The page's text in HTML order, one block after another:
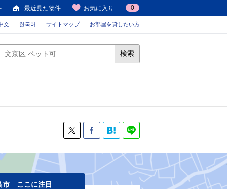
最近見た物件 お気に入り 0
文 한국어 サイトマップ お部屋を貸したい方
検索
市 ここに注目